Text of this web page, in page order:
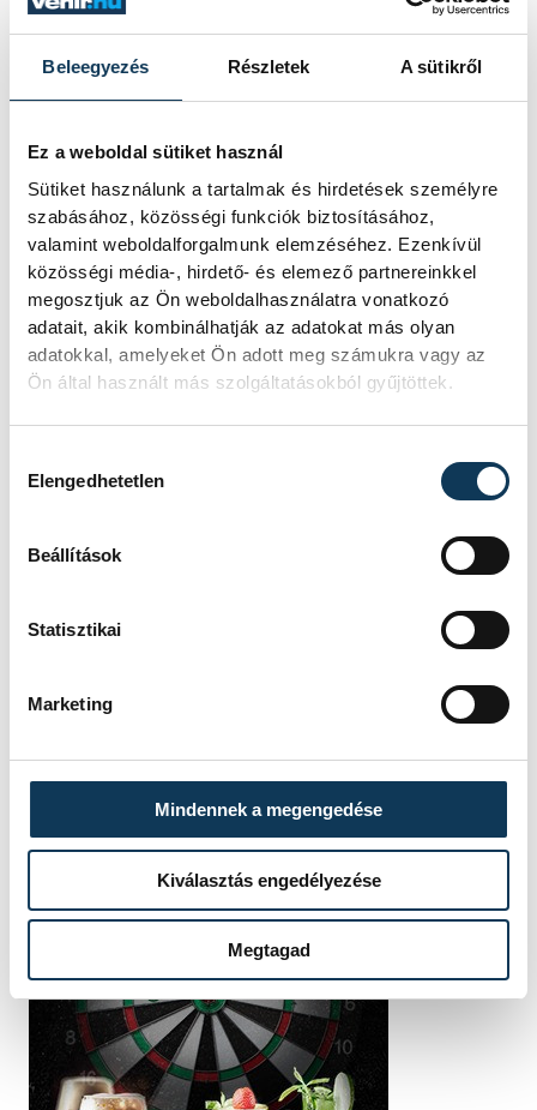
Beleegyezés Részletek A sütikről
Ez a weboldal sütiket használ
Sütiket használunk a tartalmak és hirdetések személyre
szabásához, közösségi funkciók biztosításához,
valamint weboldalforgalmunk elemzéséhez. Ezenkívül
közösségi média-, hirdető- és elemező partnereinkkel
megosztjuk az Ön weboldalhasználatra vonatkozó
adatait, akik kombinálhatják az adatokat más olyan
adatokkal, amelyeket Ön adott meg számukra vagy az
Ön által használt más szolgáltatásokból gyűjtöttek.
Elengedhetetlen
Beállítások
Statisztikai
Marketing
Mindennek a megengedése
Kiválasztás engedélyezése
Megtagad
Hegybor mellett Kopjári ásványvíz, Balaton
Gin, Balatonic, csapolt és dobozos Helka
kultúra gasztro
Gizella-napok
Balatoni Kör
vehir.hu